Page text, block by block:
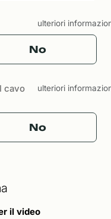
ulteriori
No
cavo
ulteriori
No
il video